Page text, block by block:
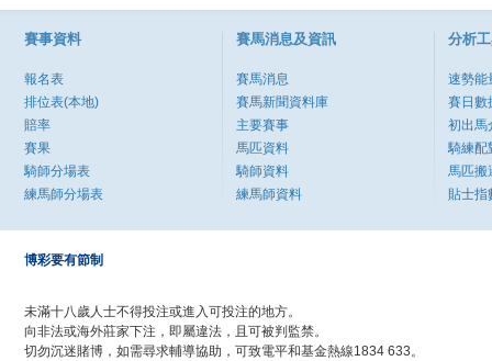
賽事資料
報名表
排位表(本地)
賠率
賽果
騎師分場表
練馬師分場表
賽馬消息及資訊
賽馬消息
賽馬新聞資料庫
主要賽事
馬匹資料
騎師資料
練馬師資料
分析
速勢能
賽日數
初出馬
騎練配
馬匹搬
貼士指
博彩要有節制
未滿十八歲人士不得投注或進入可投注的地方。
向非法或海外莊家下注，即屬違法，且可被判監禁。
切勿沉迷賭博，如需尋求輔導協助，可致電平和基金熱線1834 633。